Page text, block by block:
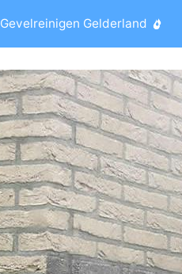
Gevelreinigen Gelderland